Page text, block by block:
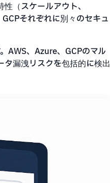
（スケールアウト、
それぞれに別々のセキュ
AWS、Azure、GCPのマル
漏洩リスクを包括的に検出